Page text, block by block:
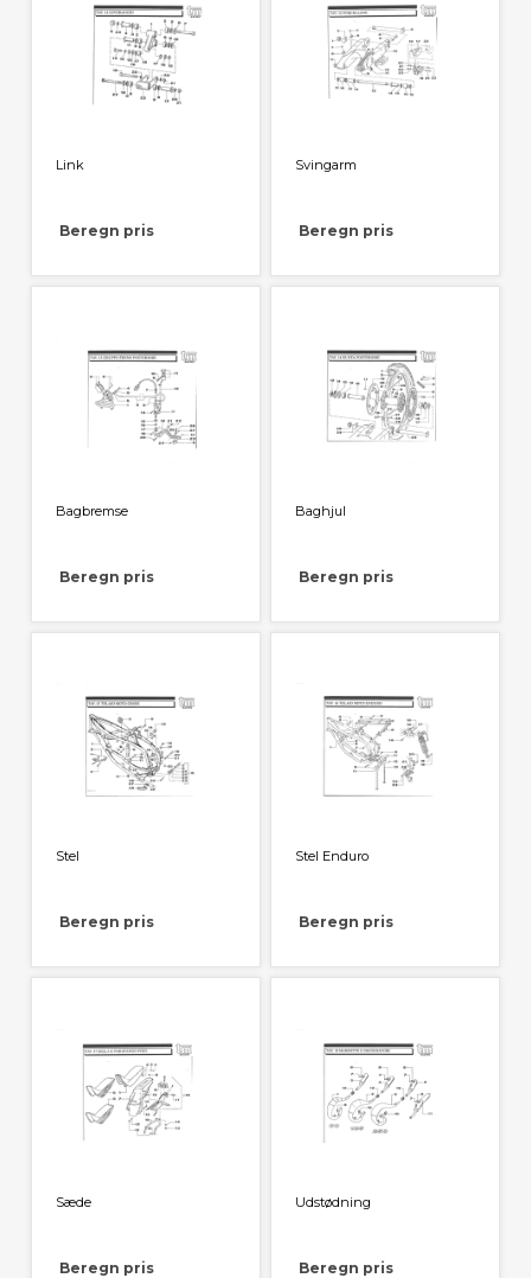
Link
Beregn pris
Svingarm
Beregn pris
Bagbremse
Beregn pris
Baghjul
Beregn pris
Stel
Beregn pris
Stel Enduro
Beregn pris
Sæde
Beregn pris
Udstødning
Beregn pris